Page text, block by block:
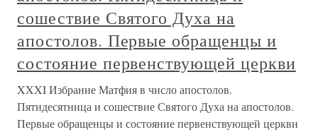
сошествие Святого Духа на
апостолов. Первые обращенцы и
состояние первенствующей церкви
XXXI Избрание Матфия в число апостолов.
Пятидесятница и сошествие Святого Духа на апостолов.
Первые обращенцы и состояние первенствующей церкви